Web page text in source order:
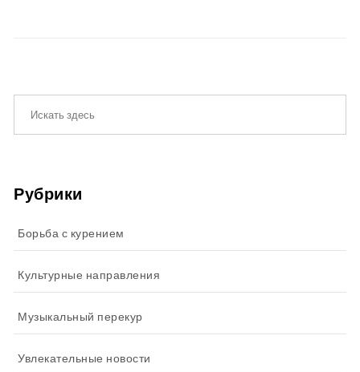
Рубрики
Борьба с курением
Культурные направления
Музыкальный перекур
Увлекательные новости